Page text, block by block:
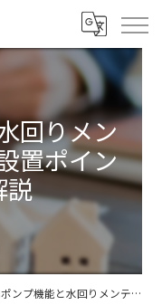
回りメン
置ポイン
説
機能と水回りメンテナンスの費用や設置ポイントを徹底解説